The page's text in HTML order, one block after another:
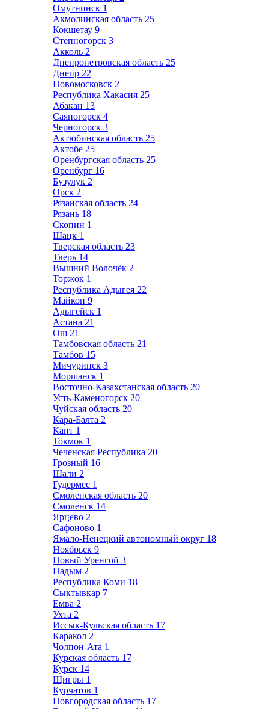
Омутнинск 1
Акмолинская область 25
Кокшетау 9
Степногорск 3
Акколь 2
Днепропетровская область 25
Днепр 22
Новомосковск 2
Республика Хакасия 25
Абакан 13
Саяногорск 4
Черногорск 3
Актюбинская область 25
Актобе 25
Оренбургская область 25
Оренбург 16
Бузулук 2
Орск 2
Рязанская область 24
Рязань 18
Скопин 1
Шацк 1
Тверская область 23
Тверь 14
Вышний Волочёк 2
Торжок 1
Республика Адыгея 22
Майкоп 9
Адыгейск 1
Астана 21
Ош 21
Тамбовская область 21
Тамбов 15
Мичуринск 3
Моршанск 1
Восточно-Казахстанская область 20
Усть-Каменогорск 20
Чуйская область 20
Кара-Балта 2
Кант 1
Токмок 1
Чеченская Республика 20
Грозный 16
Шали 2
Гудермес 1
Смоленская область 20
Смоленск 14
Ярцево 2
Сафоново 1
Ямало-Ненецкий автономный округ 18
Ноябрьск 9
Новый Уренгой 3
Надым 2
Республика Коми 18
Сыктывкар 7
Емва 2
Ухта 2
Иссык-Кульская область 17
Каракол 2
Чолпон-Ата 1
Курская область 17
Курск 14
Щигры 1
Курчатов 1
Новгородская область 17